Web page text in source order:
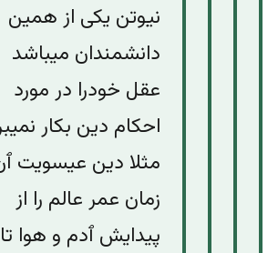
نیوتن یکی از همین
دانشمندان میباشد
عقل خودرا در مورد
احکام دین بکار
مثلا دین عیسویت
زمان عمر عالم را از
پیدایش ٱدم و هوا